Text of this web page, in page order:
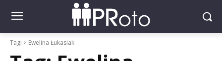
Tagi Ewelina Łukasiak